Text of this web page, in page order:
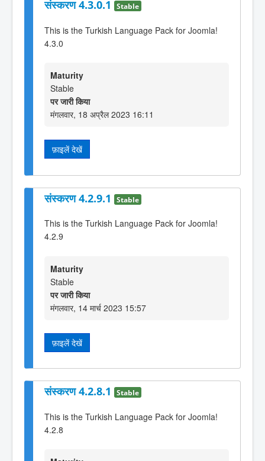
संस्करण 4.3.0.1 Stable
This is the Turkish Language Pack for Joomla!
4.3.0
Maturity
Stable
पर जारी किया
मंगलवार, 18 अप्रैल 2023 16:11
फ़ाइलें देखें
संस्करण 4.2.9.1 Stable
This is the Turkish Language Pack for Joomla!
4.2.9
Maturity
Stable
पर जारी किया
मंगलवार, 14 मार्च 2023 15:57
फ़ाइलें देखें
संस्करण 4.2.8.1 Stable
This is the Turkish Language Pack for Joomla!
4.2.8